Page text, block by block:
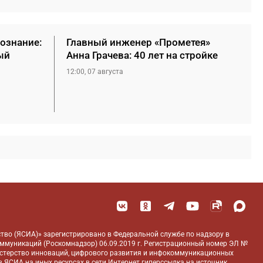
Главный инженер «Прометея»
Анна Грачева: 40 лет на стройке
12:00, 07 августа
(ЯСИА)» зарегистрировано в Федеральной службе по надзору в
(Роскомнадзор) 06.09.2019 г. Регистрационный номер ЭЛ №
инноваций, цифрового развития и инфокоммуникационных